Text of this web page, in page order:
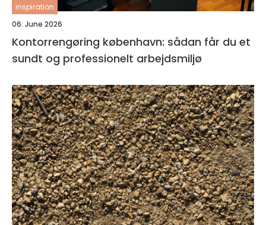
inspiration
06. June 2026
Kontorrengøring københavn: sådan får du et
sundt og professionelt arbejdsmiljø